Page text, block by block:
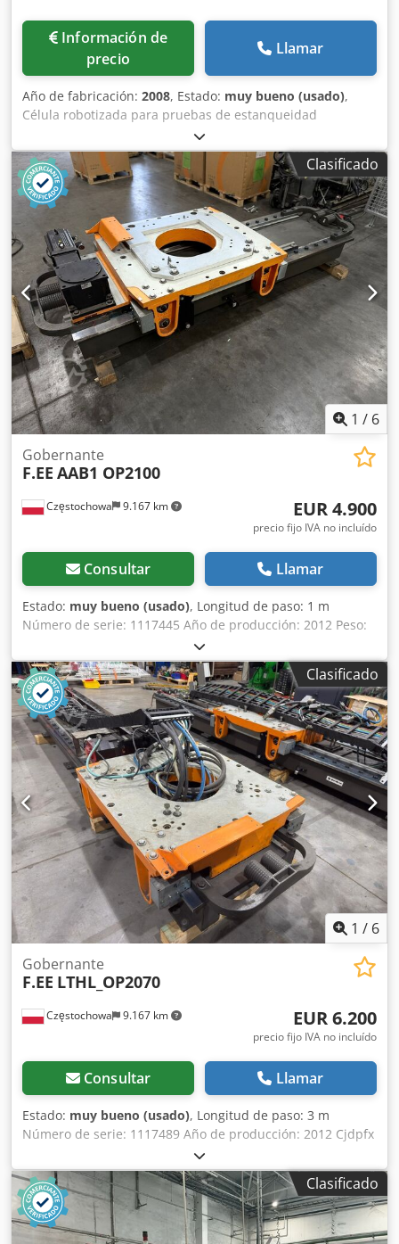
Información de
precio
Llamar
Año de fabricación: 2008, Estado: muy bueno (usado),
Célula robotizada para pruebas de estanqueidad
compuesta por: Robot FANUC LR Mate 200iC/5L - 2008,
Mesa para mediciones, equipada con 8 cortinas de luz, 2
equipos Innomatec para pruebas de estanqueidad, tipo
LTC - 502. La célula tiene un sistema de seguridad y CE
Coden D D E Topfx Ag Serf
Clasificado
1 / 6
Częstochowa 9.167 km
Gobernante
F.EE AAB1 OP2100
EUR 4.900
precio fijo IVA no incluído
Consultar Llamar
Estado: muy bueno (usado), Longitud de paso: 1 m
Número de serie: 1117445 Año de producción: 2012 Peso:
1700kg Universal sin sincronización Csdpfx Aevncmqog
Sorf
Clasificado
1 / 6
Częstochowa 9.167 km
Gobernante
F.EE LTHL_OP2070
EUR 6.200
precio fijo IVA no incluído
Consultar Llamar
Estado: muy bueno (usado), Longitud de paso: 3 m
Número de serie: 1117489 Año de producción: 2012 Cjdpfx
Aovncm Dsg Serf Peso: 2800kg Vaya robot FANUC
Clasificado